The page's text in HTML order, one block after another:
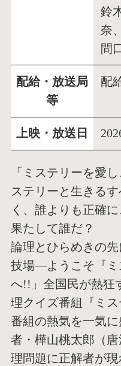
鈴
奈
間
配給・放送局
等
配
上映・放送日
「ミステリーを愛
ステリーと生きる
く、誰よりも正確
果たして誰だ？
論理とひらめきの
技場―ようこそ『ミ
へ!!」全国民が熱狂
理クイズ番組『ミス
番組の熱気を一気
者・樺山桃太郎（
理問題に正解者が